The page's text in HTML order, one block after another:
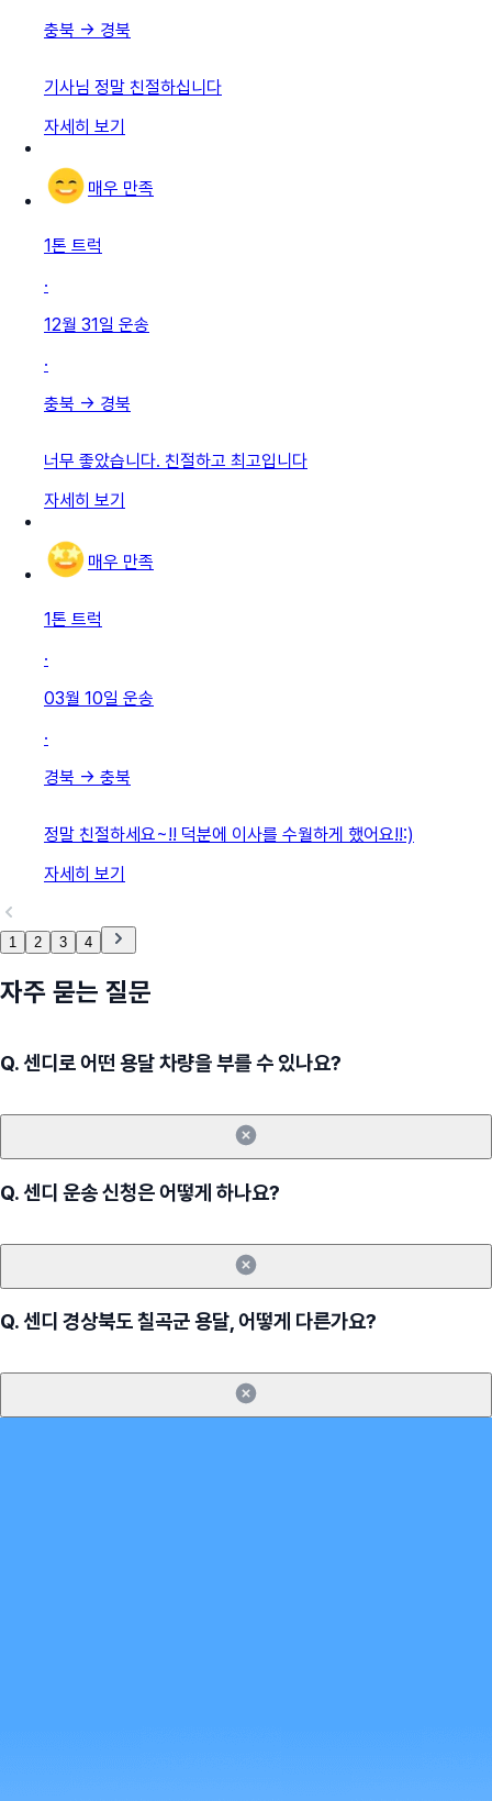
충북 → 경북
기사님 정말 친절하십니다
자세히 보기
매우 만족
1톤 트럭
·
12월 31일 운송
·
충북 → 경북
너무 좋았습니다. 친절하고 최고입니다
자세히 보기
매우 만족
1톤 트럭
·
03월 10일 운송
·
경북 → 충북
정말 친절하세요~!! 덕분에 이사를 수월하게 했어요!!:)
자세히 보기
1 2 3 4
자주 묻는 질문
Q.센디로 어떤 용달 차량을 부를 수 있나요?
Q.센디 운송 신청은 어떻게 하나요?
Q.센디 경상북도 칠곡군 용달, 어떻게 다른가요?